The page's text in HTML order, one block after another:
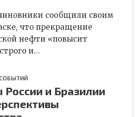
сообщили своим
что прекращение
нефти «повысит
и…
и Бразилии